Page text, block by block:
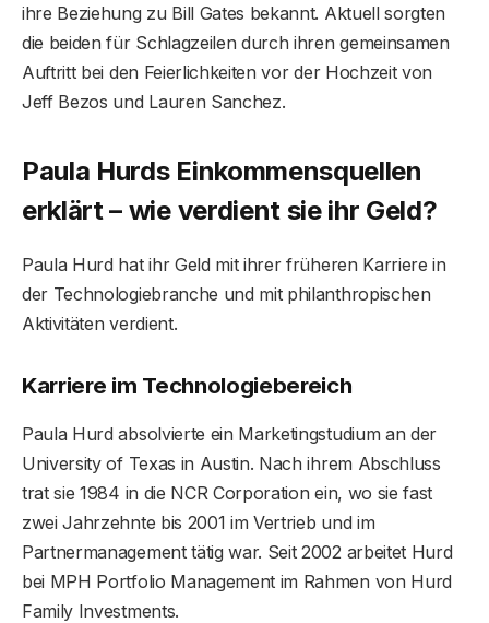
ihre Beziehung zu Bill Gates bekannt. Aktuell sorgten
die beiden für Schlagzeilen durch ihren gemeinsamen
Auftritt bei den Feierlichkeiten vor der Hochzeit von
Jeff Bezos und Lauren Sanchez.
Paula Hurds Einkommensquellen
erklärt – wie verdient sie ihr Geld?
Paula Hurd hat ihr Geld mit ihrer früheren Karriere in
der Technologiebranche und mit philanthropischen
Aktivitäten verdient.
Karriere im Technologiebereich
Paula Hurd absolvierte ein Marketingstudium an der
University of Texas in Austin. Nach ihrem Abschluss
trat sie 1984 in die NCR Corporation ein, wo sie fast
zwei Jahrzehnte bis 2001 im Vertrieb und im
Partnermanagement tätig war. Seit 2002 arbeitet Hurd
bei MPH Portfolio Management im Rahmen von Hurd
Family Investments.